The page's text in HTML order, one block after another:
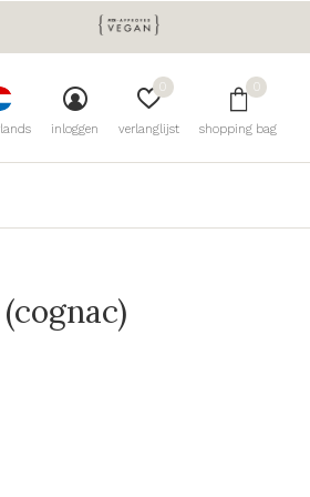
inloggen verlanglijst
0
shopping bag
0